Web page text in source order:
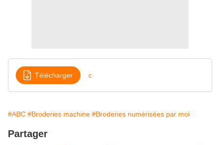
Télécharger c
#ABC #Broderies machine #Broderies numérisées par moi
Partager